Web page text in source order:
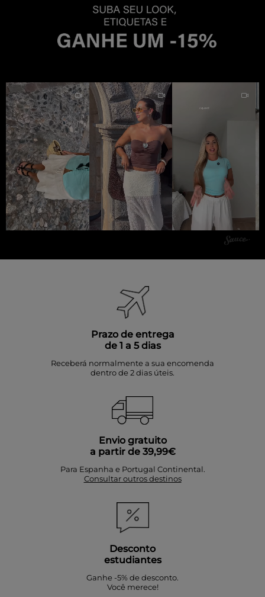
Prazo de entrega
de 1 a 5 dias
Receberá normalmente a sua encomenda
dentro de 2 dias úteis.
Envio gratuito
a partir de 39,99€
Para Espanha e Portugal Continental.
Consultar outros destinos
Desconto
estudiantes
Ganhe -5% de desconto.
Você merece!